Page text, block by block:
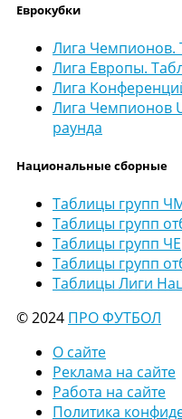
Еврокубки
Лига Чемпионов.
Лига Европы.
Лига
Лига Чемпионов
раунда
Национальные сборные
Таблицы групп
Таблицы групп
Таблицы групп ЧЕ
Таблицы групп
Таблицы Лиги
© 2024 ПРО ФУТБОЛ
О сайте
Реклама на сайте
Работа на сайте
Политика